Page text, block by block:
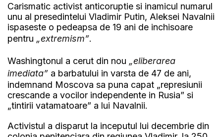
Carismatic activist anticoruptie si inamicul numarul
unu al presedintelui Vladimir Putin, Aleksei Navalnii
ispaseste o pedeapsa de 19 ani de inchisoare
pentru „extremism”.
Washingtonul a cerut din nou „eliberarea
imediata” a barbatului in varsta de 47 de ani,
indemnand Moscova sa puna capat „represiunii
crescande a vocilor independente in Rusia” si
„tintirii vatamatoare” a lui Navalnii.
Activistul a disparut la inceputul lui decembrie din